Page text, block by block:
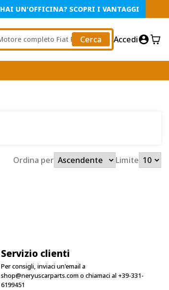
HAI UN'OFFICINA? SCOPRI I VANTAGGI
Cerca Accedi
Ordina per Limite
Servizio clienti
Per consigli, inviaci un'email a
shop@neryuscarparts.como chiamaci al +39-331-
6199451